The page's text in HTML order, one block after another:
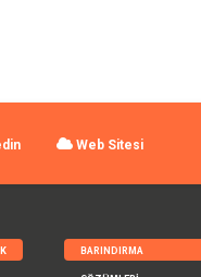
Web Sitesi
BARINDIRMA